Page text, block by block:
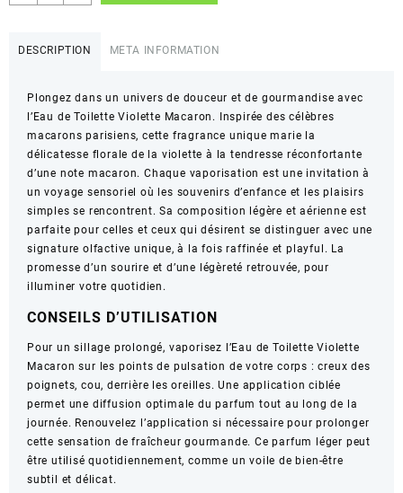
de
VIOLETTE
MACARON
–
Eau
de
Toilette
DESCRIPTION META INFORMATION
Plongez dans un univers de douceur et de gourmandise avec
l’Eau de Toilette Violette Macaron. Inspirée des célèbres
macarons parisiens, cette fragrance unique marie la
délicatesse florale de la violette à la tendresse réconfortante
d’une note macaron. Chaque vaporisation est une invitation à
un voyage sensoriel où les souvenirs d’enfance et les plaisirs
simples se rencontrent. Sa composition légère et aérienne est
parfaite pour celles et ceux qui désirent se distinguer avec une
signature olfactive unique, à la fois raffinée et playful. La
promesse d’un sourire et d’une légèreté retrouvée, pour
illuminer votre quotidien.
CONSEILS D’UTILISATION
Pour un sillage prolongé, vaporisez l’Eau de Toilette Violette
Macaron sur les points de pulsation de votre corps : creux des
poignets, cou, derrière les oreilles. Une application ciblée
permet une diffusion optimale du parfum tout au long de la
journée. Renouvelez l’application si nécessaire pour prolonger
cette sensation de fraîcheur gourmande. Ce parfum léger peut
être utilisé quotidiennement, comme un voile de bien-être
subtil et délicat.